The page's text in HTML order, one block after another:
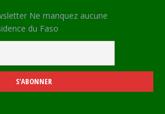
Ne manquez aucune
du Faso